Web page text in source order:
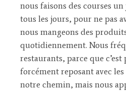
nous faisons des courses
tous les jours, pour ne pas
nous mangeons des
quotidiennement. Nous
restaurants, parce que c’est
forcément reposant avec
notre chemin, mais nous